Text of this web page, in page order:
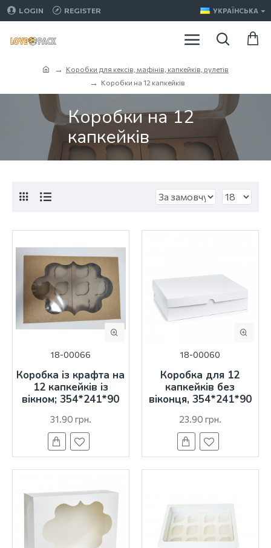
LOGIN REGISTER УКРАЇНСЬКА
Коробки для кексів, мафінів, капкейків, рулетів
Коробки на 12 капкейків
Коробки на 12
капкейків
18-00066
Коробка із крафта на
12 капкейків із
вікном; 354*241*90
31.90 грн.
18-00060
Коробка для 12
капкейків без
віконця, 354*241*90
23.90 грн.